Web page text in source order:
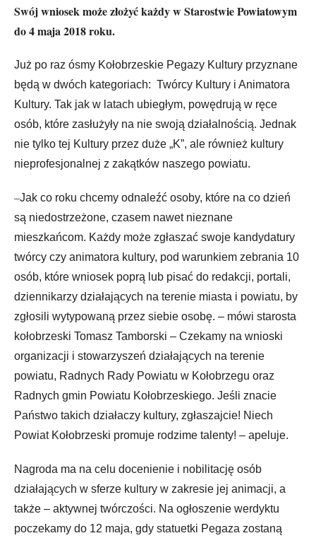
Swój wniosek może złożyć każdy w Starostwie Powiatowym
do 4 maja 2018 roku.
Już po raz ósmy Kołobrzeskie Pegazy Kultury przyznane
będą w dwóch kategoriach: Twórcy Kultury i Animatora
Kultury. Tak jak w latach ubiegłym, powędrują w ręce
osób, które zasłużyły na nie swoją działalnością. Jednak
nie tylko tej Kultury przez duże „K”, ale również kultury
nieprofesjonalnej z zakątków naszego powiatu.
–Jak co roku chcemy odnaleźć osoby, które na co dzień
są niedostrzeżone, czasem nawet nieznane
mieszkańcom. Każdy może zgłaszać swoje kandydatury
twórcy czy animatora kultury, pod warunkiem zebrania 10
osób, które wniosek poprą lub pisać do redakcji, portali,
dziennikarzy działających na terenie miasta i powiatu, by
zgłosili wytypowaną przez siebie osobę. – mówi starosta
kołobrzeski Tomasz Tamborski – Czekamy na wnioski
organizacji i stowarzyszeń działających na terenie
powiatu, Radnych Rady Powiatu w Kołobrzegu oraz
Radnych gmin Powiatu Kołobrzeskiego. Jeśli znacie
Państwo takich działaczy kultury, zgłaszajcie! Niech
Powiat Kołobrzeski promuje rodzime talenty! – apeluje.
Nagroda ma na celu docenienie i nobilitację osób
działających w sferze kultury w zakresie jej animacji, a
także – aktywnej twórczości. Na ogłoszenie werdyktu
poczekamy do 12 maja, gdy statuetki Pegaza zostaną